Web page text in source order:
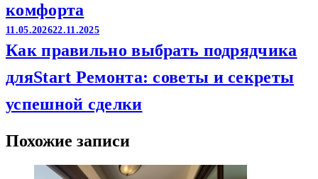
комфорта
11.05.202622.11.2025
Как правильно выбрать подрядчика
дляStart Ремонта: советы и секреты
успешной сделки
Похожие записи